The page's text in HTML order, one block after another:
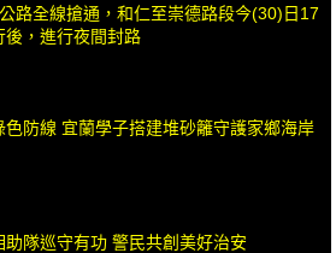
路全線搶通，和仁至崇德路段今(30)日17
後，進行夜間封路
色防線 宜蘭學子搭建堆砂籬守護家鄉海岸
助隊巡守有功 警民共創美好治安